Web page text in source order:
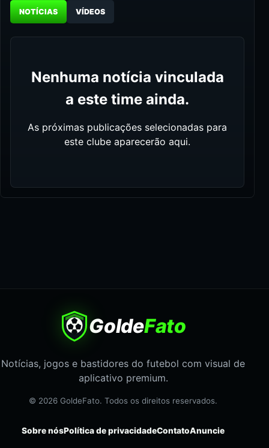
NOTÍCIAS VÍDEOS
Nenhuma notícia vinculada
a este time ainda.
As próximas publicações selecionadas para
este clube aparecerão aqui.
GoldeFato
Notícias, jogos e bastidores do futebol com visual de
aplicativo premium.
© 2026 GoldeFato. Todos os direitos reservados.
Sobre nósPolítica de privacidadeContatoAnuncie